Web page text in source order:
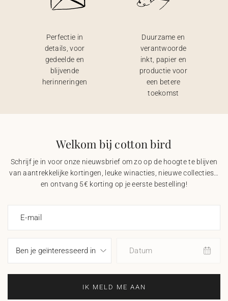
Perfectie in
details, voor
gedeelde en
blijvende
herinneringen
Duurzame en
verantwoorde
inkt, papier en
productie voor
een betere
toekomst
Welkom bij cotton bird
Schrijf je in voor onze nieuwsbrief om zo op de hoogte te blijven
van aantrekkelijke kortingen, leuke winacties, nieuwe collecties…
en ontvang 5€ korting op je eerste bestelling!
E-mail
Datum
IK MELD ME AAN